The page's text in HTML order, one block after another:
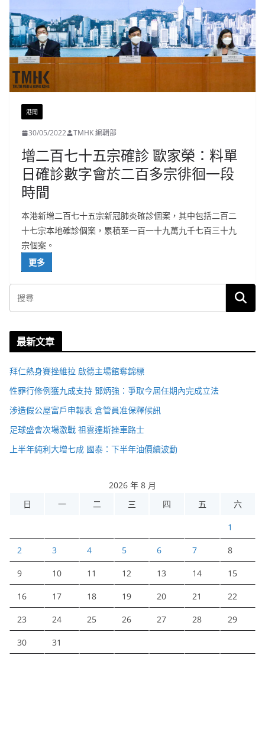
港聞
30/05/2022 TMHK 編輯部
增二百七十五宗確診 歐家榮：料單
日確診數字會於二百多宗徘徊一段
時間
本港新增二百七十五宗新冠肺炎確診個案，其中包括二百二
十七宗本地確診個案，累積至一百一十九萬九千七百三十九
宗個案。
更多
最新文章
拜仁熱身賽挫維拉 啟德主場館奪錦標
性罪行修例獲九成支持 鄧炳強：爭取今屆任期內完成立法
涉造假公屋富戶申報表 倉管員准保釋候訊
足球盛會次場激戰 祖雲達斯挫車路士
上半年純利大增七成 國泰：下半年油價續波動
2026 年 8 月
日
一 二 三 四 五 六
1
2 3 4 5 6 7 8
9 10 11 12 13 14 15
16 17 18 19 20 21 22
23 24 25 26 27 28 29
30 31